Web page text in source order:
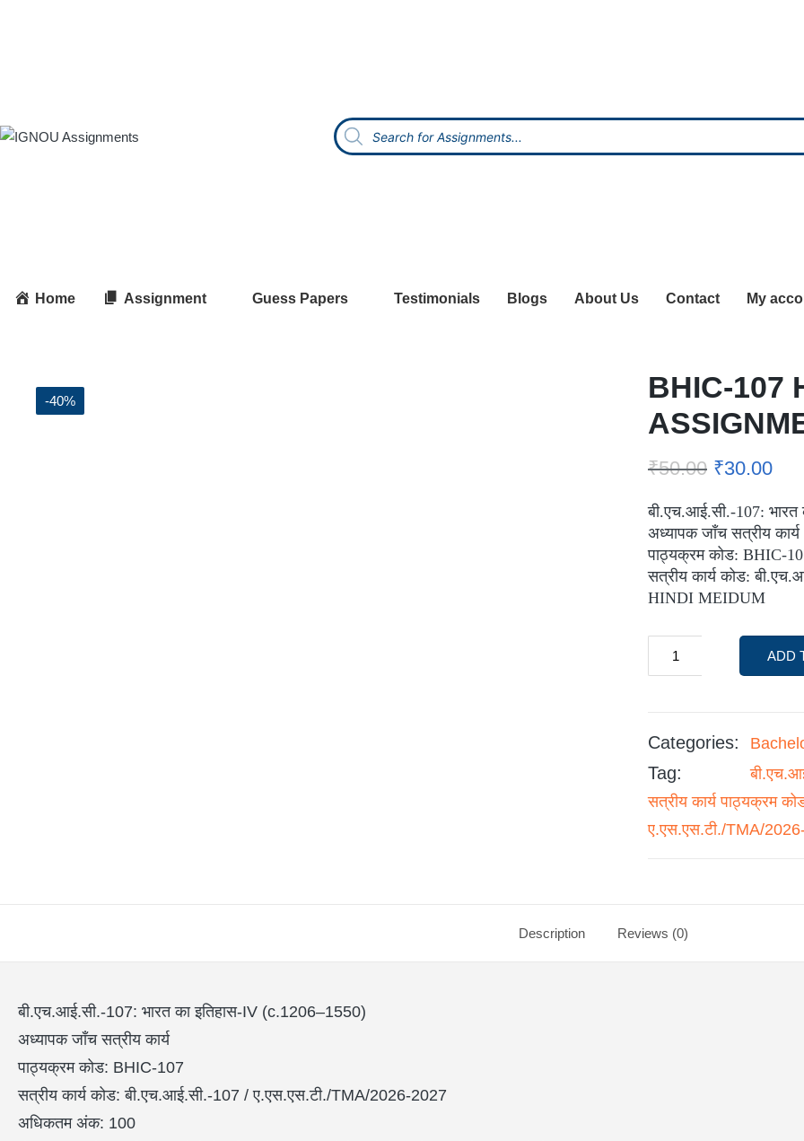
Home Assignment Guess Papers Testimonials Blogs About Us Contact My
-40%
BHIC-107
₹50.00 ₹30.00
बी.एच.आई.सी.-107:
अध्यापक जाँच सत्रीय कार्य
पाठ्यक्रम कोड: BHIC-
सत्रीय कार्य कोड:
HINDI MEIDUM
ADD
Categories:
Tag:
सत्रीय कार्य पाठ्यक्रम
ए.एस.एस.टी./TMA/
Description Reviews (0)
बी.एच.आई.सी.-107: भारत का इतिहास-IV (c.1206–1550)
अध्यापक जाँच सत्रीय कार्य
पाठ्यक्रम कोड: BHIC-107
सत्रीय कार्य कोड: बी.एच.आई.सी.-107 / ए.एस.एस.टी./TMA/2026-2027
अधिकतम अंक: 100